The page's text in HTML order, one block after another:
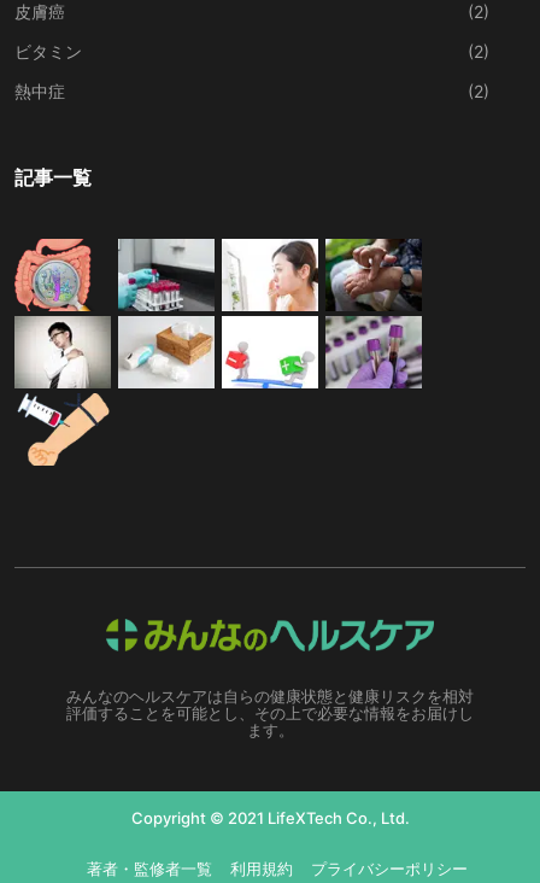
皮膚癌
(2)
ビタミン
(2)
熱中症
(2)
記事一覧
みんなのヘルスケアは自らの健康状態と健康リスクを相対
評価することを可能とし、その上で必要な情報をお届けし
ます。
Copyright © 2021 LifeXTech Co., Ltd.
著者・監修者一覧 利用規約 プライバシーポリシー